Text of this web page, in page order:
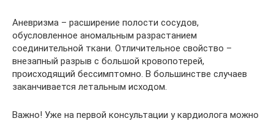
Аневризма – расширение полости сосудов,
обусловленное аномальным разрастанием
соединительной ткани. Отличительное свойство –
внезапный разрыв с большой кровопотерей,
происходящий бессимптомно. В большинстве случаев
заканчивается летальным исходом.
Важно! Уже на первой консультации у кардиолога можно